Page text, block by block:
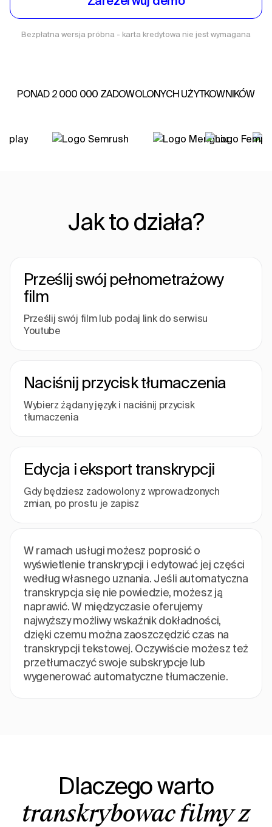
Bezpłatna wersja próbna - karta kredytowa nie jest wymagana
PONAD 2 000 000 ZADOWOLONYCH UŻYTKOWNIKÓW
Jak to działa?
Prześlij swój pełnometrażowy
film
Prześlij swój film lub podaj link do serwisu
Youtube
Naciśnij przycisk tłumaczenia
Wybierz żądany język i naciśnij przycisk
tłumaczenia
Edycja i eksport transkrypcji
Gdy będziesz zadowolony z wprowadzonych
zmian, po prostu je zapisz
W ramach usługi możesz poprosić o
wyświetlenie transkrypcji i edytować jej części
według własnego uznania. Jeśli automatyczna
transkrypcja się nie powiedzie, możesz ją
naprawić. W międzyczasie oferujemy
najwyższy możliwy wskaźnik dokładności,
dzięki czemu można zaoszczędzić czas na
transkrypcji tekstowej. Oczywiście możesz też
przetłumaczyć swoje subskrypcje lub
wygenerować automatyczne tłumaczenie.
Dlaczego warto
transkrybować filmy z